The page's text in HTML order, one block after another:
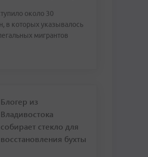
около 30
в которых указывалось
мигрантов
Блогер из
Владивостока
собирает стекло для
восстановления бухты